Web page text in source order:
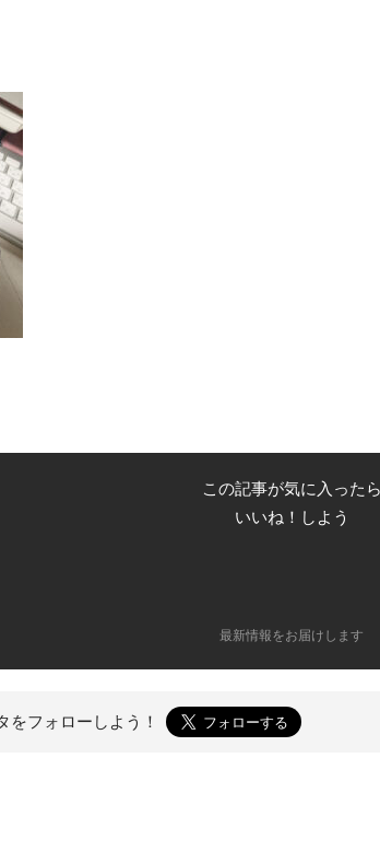
この記事が気に入ったら
いいね！しよう
最新情報をお届けします
をフォローしよう！